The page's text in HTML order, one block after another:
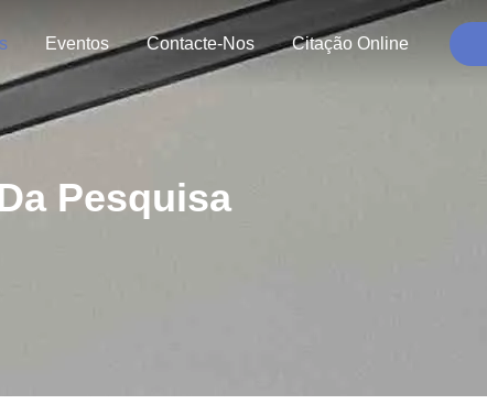
Eventos Contacte-Nos Citação Online
Pesquisa